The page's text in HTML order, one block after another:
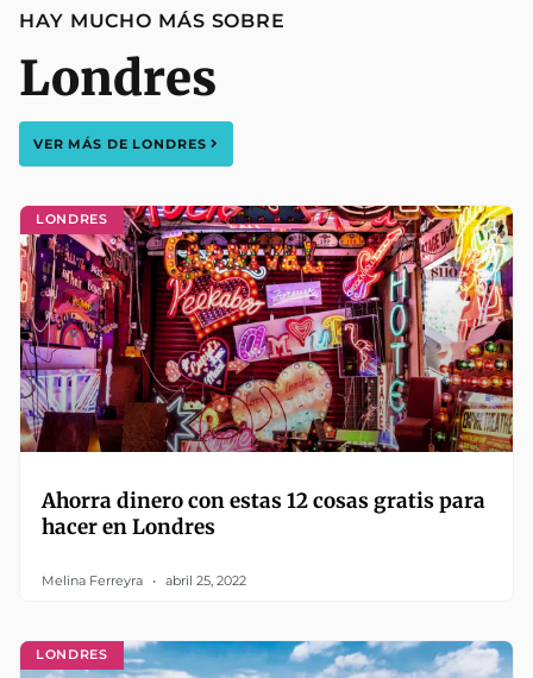
HAY MUCHO MÁS SOBRE
Londres
VER MÁS DE LONDRES
LONDRES
Ahorra dinero con estas 12 cosas gratis para
hacer en Londres
Melina Ferreyra abril 25, 2022
LONDRES